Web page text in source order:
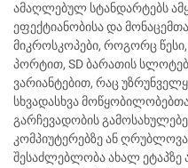
ამაღლებულ სტანდარტებს
ეფექტიანობისა და
მიკროსკოპები, როგორც
პორტით, SD ბარათის
ვარიანტებით, რაც
სხვადასხვა
გარჩევადობის
კომპიუტერებზე ან
შესაძლებლობა ახალ ეტაპზე